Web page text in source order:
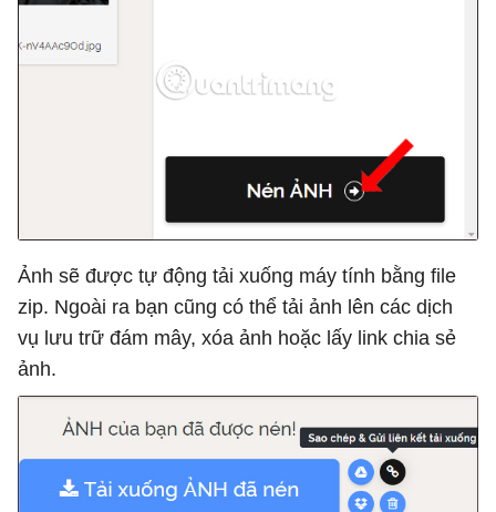
Ảnh sẽ được tự động tải xuống máy tính bằng file
zip. Ngoài ra bạn cũng có thể tải ảnh lên các dịch
vụ lưu trữ đám mây, xóa ảnh hoặc lấy link chia sẻ
ảnh.